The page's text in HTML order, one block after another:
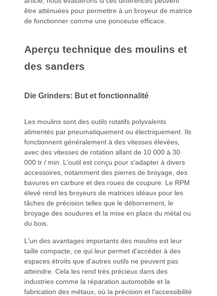
être atténuées pour permettre à un broyeur de matrice
de fonctionner comme une ponceuse efficace.
Aperçu technique des moulins et
des sanders
Die Grinders: But et fonctionnalité
Les moulins sont des outils rotatifs polyvalents
alimentés par pneumatiquement ou électriquement. Ils
fonctionnent généralement à des vitesses élevées,
avec des vitesses de rotation allant de 10 000 à 30
000 tr / min. L'outil est conçu pour s'adapter à divers
accessoires, notamment des pierres de broyage, des
bavures en carbure et des roues de coupure. Le RPM
élevé rend les broyeurs de matrices idéaux pour les
tâches de précision telles que le déborrement, le
broyage des soudures et la mise en place du métal ou
du bois.
L'un des avantages importants des moulins est leur
taille compacte, ce qui leur permet d'accéder à des
espaces étroits que d'autres outils ne peuvent pas
atteindre. Cela les rend très précieux dans des
industries comme la réparation automobile et la
fabrication des métaux, où la précision et l'accessibilité